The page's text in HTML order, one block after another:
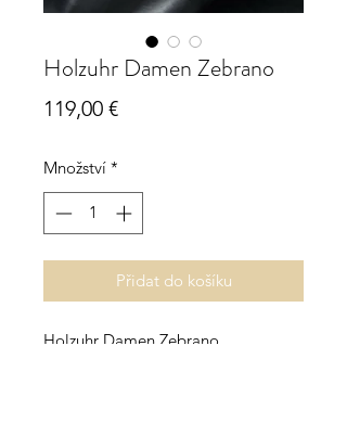
Holzuhr Damen Zebrano
119,00 €Cena
Množství *
Přidat do košíku
Holzuhr Damen Zebrano